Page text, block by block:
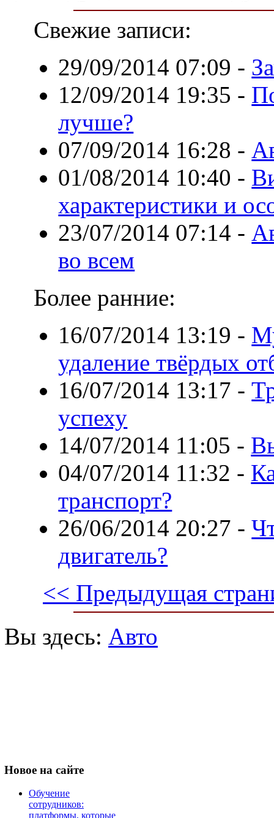
Свежие записи:
29/09/2014 07:09 -
12/09/2014 19:35 -
лучше?
07/09/2014 16:28 -
01/08/2014 10:40 -
характеристики и
23/07/2014 07:14 -
во всем
Более ранние:
16/07/2014 13:19 -
удаление твёрдых
16/07/2014 13:17 -
успеху
14/07/2014 11:05 -
04/07/2014 11:32 -
транспорт?
26/06/2014 20:27 -
двигатель?
<< Предыдущая
Вы здесь: Авто
Новое на сайте
Обучение
сотрудников:
платформы, которые